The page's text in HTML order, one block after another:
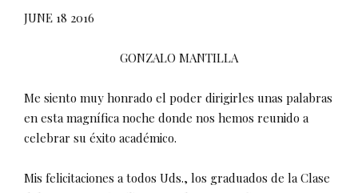
JUNE 18 2016
GONZALO MANTILLA
Me siento muy honrado el poder dirigirles unas palabras
en esta magnífica noche donde nos hemos reunido a
celebrar su éxito académico.
Mis felicitaciones a todos Uds., los graduados de la Clase